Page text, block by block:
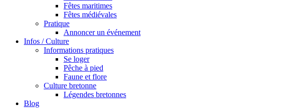
Fêtes maritimes
Fêtes médiévales
Pratique
Annoncer un événement
Infos / Culture
Informations pratiques
Se loger
Pêche à pied
Faune et flore
Culture bretonne
Légendes bretonnes
Blog